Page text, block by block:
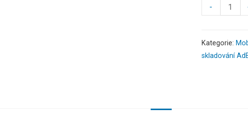
-
Kategorie:
skladování